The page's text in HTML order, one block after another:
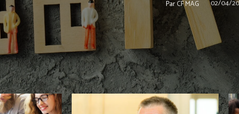
ParCF MAG 02/04/